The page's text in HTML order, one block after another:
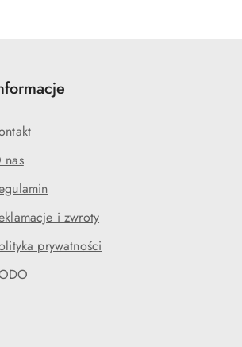
nas
i zwroty
prywatności